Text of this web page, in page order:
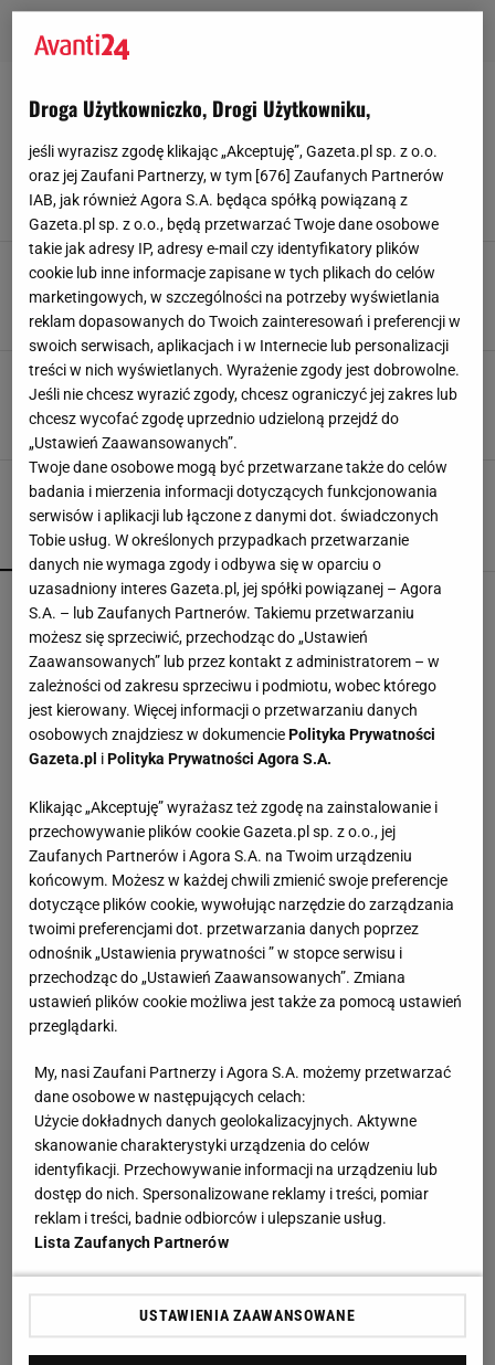
SZTUCZNE-FUTRA
Ciepło, które nie zna granic. Płaszcze z
futerkiem w nowoczesnym wydaniu
Klaudia Kierzkowska,28 PAŹDZIERNIKA 2025, 14:20
Nie zgadniesz, czym projektanci zastąpili
klasyczne trencze tej jesieni
Katarzyna Pietrzak,6 PAŹDZIERNIKA 2025, 19:30
To futerko podbija ulice Paryża. Jest
eleganckie i ma świetną cenę
Klaudia Kierzkowska,2 PAŹDZIERNIKA 2025, 12:30
POPULARNE NAJNOWSZE
CCC przeceniło sandałki Gino Rossi o prawie 100
zł
Czółenka Lasocki aż 40% taniej. Kupisz je za
niewiele ponad 100 zł
letniej przerwie. Mówi, co pomogło jej
przełamać strach
MATERIAŁ PROMOCYJNY
Ten plecak WITTCHEN z wyprzedaży zastąpi
walizkę. Zaskakuje pojemnością
Skórzane baleriny kupisz za 79 zł. Sinsay
zachwyca mięciutkim modelem
Droga Użytkowniczko, Drogi Użytkowniku,
jeśli wyrazisz zgodę klikając „Akceptuję”, Gazeta.pl sp. z o.o.
oraz jej Zaufani Partnerzy, w tym [676] Zaufanych Partnerów
IAB, jak również Agora S.A. będąca spółką powiązaną z
Gazeta.pl sp. z o.o., będą przetwarzać Twoje dane osobowe
takie jak adresy IP, adresy e-mail czy identyfikatory plików
cookie lub inne informacje zapisane w tych plikach do celów
marketingowych, w szczególności na potrzeby wyświetlania
reklam dopasowanych do Twoich zainteresowań i preferencji w
swoich serwisach, aplikacjach i w Internecie lub personalizacji
treści w nich wyświetlanych. Wyrażenie zgody jest dobrowolne.
Jeśli nie chcesz wyrazić zgody, chcesz ograniczyć jej zakres lub
chcesz wycofać zgodę uprzednio udzieloną przejdź do
„Ustawień Zaawansowanych”.
Twoje dane osobowe mogą być przetwarzane także do celów
badania i mierzenia informacji dotyczących funkcjonowania
serwisów i aplikacji lub łączone z danymi dot. świadczonych
Tobie usług. W określonych przypadkach przetwarzanie
danych nie wymaga zgody i odbywa się w oparciu o
uzasadniony interes Gazeta.pl, jej spółki powiązanej – Agora
S.A. – lub Zaufanych Partnerów. Takiemu przetwarzaniu
możesz się sprzeciwić, przechodząc do „Ustawień
Zaawansowanych” lub przez kontakt z administratorem – w
zależności od zakresu sprzeciwu i podmiotu, wobec którego
jest kierowany. Więcej informacji o przetwarzaniu danych
osobowych znajdziesz w dokumenciePolityka Prywatności
Gazeta.pl iPolityka Prywatności Agora S.A.
Klikając „Akceptuję” wyrażasz też zgodę na zainstalowanie i
przechowywanie plików cookie Gazeta.pl sp. z o.o., jej
Zaufanych Partnerów i Agora S.A. na Twoim urządzeniu
końcowym. Możesz w każdej chwili zmienić swoje preferencje
dotyczące plików cookie, wywołując narzędzie do zarządzania
twoimi preferencjami dot. przetwarzania danych poprzez
odnośnik „Ustawienia prywatności ” w stopce serwisu i
przechodząc do „Ustawień Zaawansowanych”. Zmiana
ustawień plików cookie możliwa jest także za pomocą ustawień
przeglądarki.
My, nasi Zaufani Partnerzy i Agora S.A. możemy przetwarzać
dane osobowe w następujących celach:
Użycie dokładnych danych geolokalizacyjnych. Aktywne
skanowanie charakterystyki urządzenia do celów
identyfikacji. Przechowywanie informacji na urządzeniu lub
dostęp do nich. Spersonalizowane reklamy i treści, pomiar
reklam i treści, badnie odbiorców i ulepszanie usług.
Lista Zaufanych Partnerów
USTAWIENIA ZAAWANSOWANE